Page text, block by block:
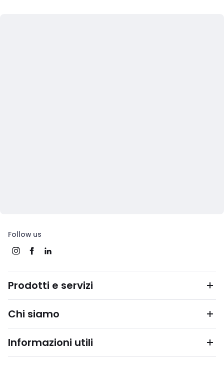
Follow us
Prodotti e servizi
Chi siamo
Informazioni utili